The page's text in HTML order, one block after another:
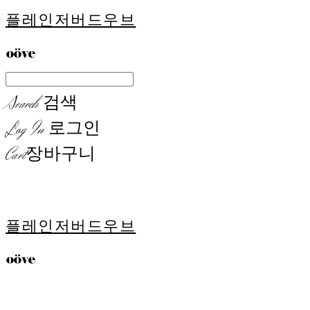
플레인저버드우브
Search검색
Log In 로그인
Cart장바구니
플레인저버드우브